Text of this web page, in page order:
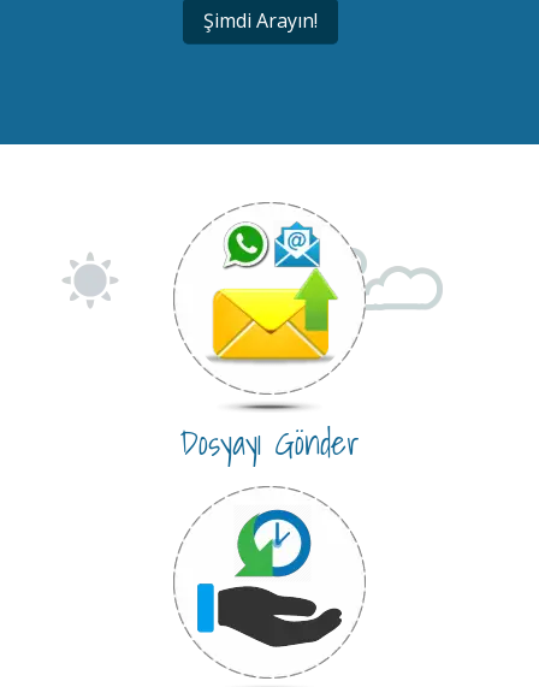
Şimdi Arayın!
Dosyayı Gönder